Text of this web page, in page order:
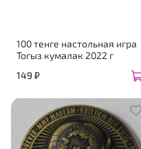
100 тенге настольная игра
Тогыз кумалак 2022 г
149 ₽